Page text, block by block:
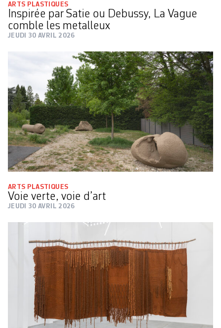
ARTS PLASTIQUES
Inspirée par Satie ou Debussy, La Vague
comble les metalleux
JEUDI 30 AVRIL 2026
ARTS PLASTIQUES
Voie verte, voie d’art
JEUDI 30 AVRIL 2026